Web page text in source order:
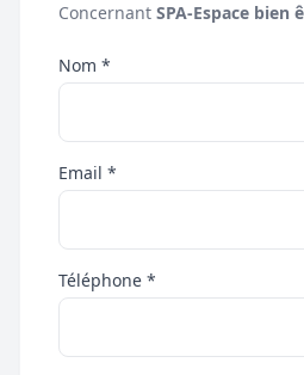
Concernant SPA-Espace bien
Nom *
Email *
Téléphone *